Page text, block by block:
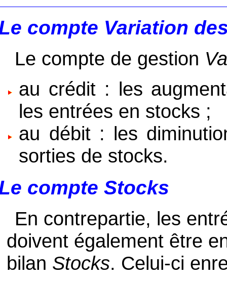
compte Variation
Le compte de gestion
au crédit : les
les entrées en stocks ;
au débit : les
sorties de stocks.
compteStocks
En contrepartie, les
doivent également être
bilan Stocks. Celui-ci